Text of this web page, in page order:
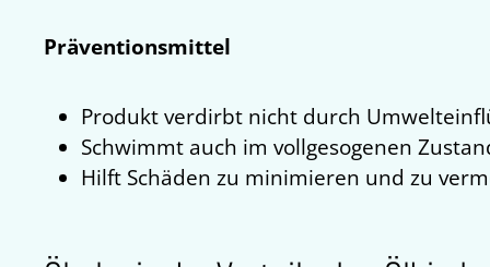
Präventionsmittel
Produkt verdirbt nicht durch
Schwimmt auch im vollgesogenen
Hilft Schäden zu minimieren und zu